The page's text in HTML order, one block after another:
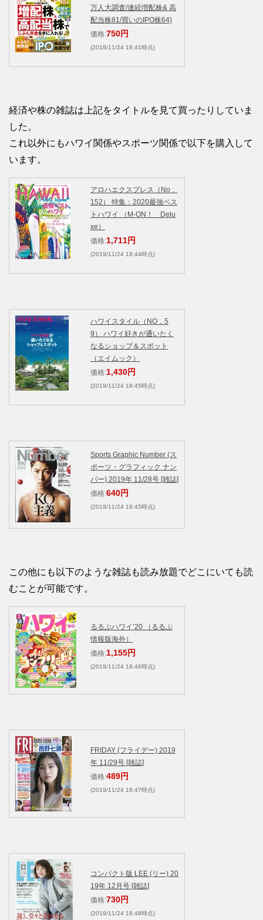
万人大調査/連続増配株& 高
配当株81/買いのIPO株64)
価格:750円
(2019/11/24 18:41時点)
経済や株の雑誌は上記をタイトルを見て買ったりしていま
した。
これ以外にもハワイ関係やスポーツ関係で以下を購入して
います。
アロハエクスプレス（No．
152） 特集：2020最強ベス
トハワイ （M-ON！ Delu
xe）
価格:1,711円
(2019/11/24 18:44時点)
ハワイスタイル（NO．5
9） ハワイ好きが通いたく
なるショップ＆スポット
（エイムック）
価格:1,430円
(2019/11/24 18:45時点)
Sports Graphic Number (ス
ポーツ・グラフィック ナン
バー) 2019年 11/28号 [雑誌]
価格:640円
(2019/11/24 18:45時点)
この他にも以下のような雑誌も読み放題でどこにいても読
むことが可能です。
るるぶハワイ’20 （るるぶ
情報版海外）
価格:1,155円
(2019/11/24 18:46時点)
FRIDAY (フライデー) 2019
年 11/29号 [雑誌]
価格:489円
(2019/11/24 18:47時点)
コンパクト版 LEE (リー) 20
19年 12月号 [雑誌]
価格:730円
(2019/11/24 18:48時点)